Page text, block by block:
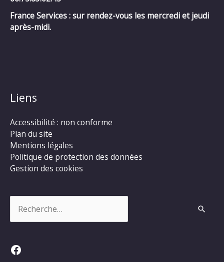
France Services : sur rendez-vous les mercredi et jeudi
après-midi.
Liens
Accessibilité : non conforme
Plan du site
Mentions légales
Politique de protection des données
Gestion des cookies
Facebook